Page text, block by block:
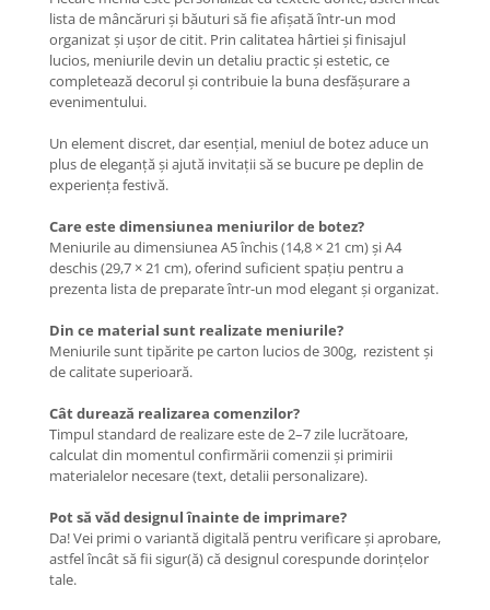
lista de mâncăruri și băuturi să fie afișată într-un mod
organizat și ușor de citit. Prin calitatea hârtiei și finisajul
lucios, meniurile devin un detaliu practic și estetic, ce
completează decorul și contribuie la buna desfășurare a
evenimentului.
Un element discret, dar esențial, meniul de botez aduce un
plus de eleganță și ajută invitații să se bucure pe deplin de
experiența festivă.
Care este dimensiunea meniurilor de botez?
Meniurile au dimensiunea A5 închis (14,8 × 21 cm) și A4
deschis (29,7 × 21 cm), oferind suficient spațiu pentru a
prezenta lista de preparate într-un mod elegant și organizat.
Din ce material sunt realizate meniurile?
Meniurile sunt tipărite pe carton lucios de 300g, rezistent și
de calitate superioară.
Cât durează realizarea comenzilor?
Timpul standard de realizare este de 2–7 zile lucrătoare,
calculat din momentul confirmării comenzii și primirii
materialelor necesare (text, detalii personalizare).
Pot să văd designul înainte de imprimare?
Da! Vei primi o variantă digitală pentru verificare și aprobare,
astfel încât să fii sigur(ă) că designul corespunde dorințelor
tale.